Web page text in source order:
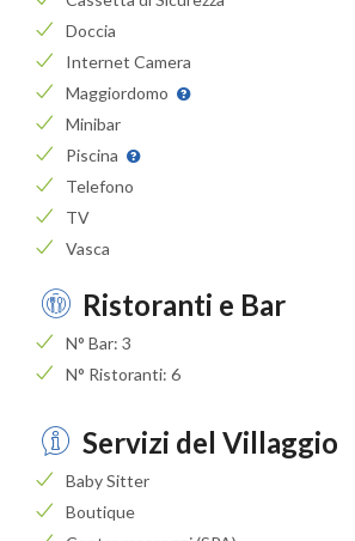
Doccia
Internet Camera
Maggiordomo
Minibar
Piscina
Telefono
TV
Vasca
Ristoranti e Bar
N° Bar: 3
N° Ristoranti: 6
Servizi del Villaggio
Baby Sitter
Boutique